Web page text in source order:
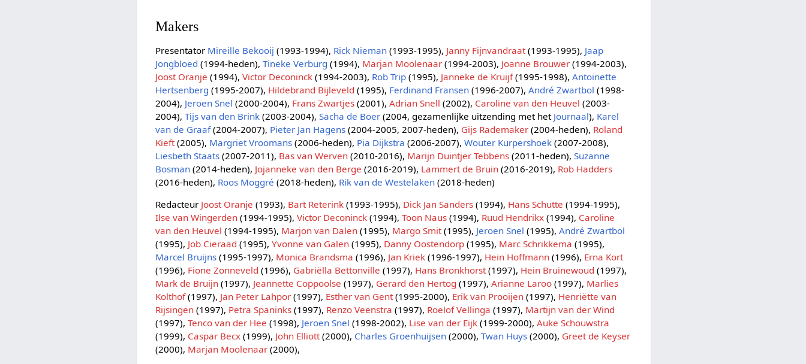
Makers
Presentator Mireille Bekooij (1993-1994), Rick Nieman (1993-1995), Janny Fijnvandraat (1993-1995), Jaap
Jongbloed (1994-heden),Tineke Verburg (1994), Marjan Moolenaar (1994-2003), Joanne Brouwer (1994-2003),
Joost Oranje (1994),Victor Deconinck (1994-2003), Rob Trip (1995), Janneke de Kruijf(1995-1998),Antoinette
Hertsenberg (1995-2007), Hildebrand Bijleveld (1995), Ferdinand Fransen (1996-2007),André Zwartbol (1998-
2004), Jeroen Snel (2000-2004), Frans Zwartjes (2001),Adrian Snell (2002), Caroline van den Heuvel (2003-
2004),Tijs van den Brink (2003-2004),Sacha de Boer (2004, gezamenlijke uitzending met het Journaal), Karel
van de Graaf(2004-2007), Pieter Jan Hagens (2004-2005, 2007-heden), Gijs Rademaker (2004-heden), Roland
Kieft (2005), Margriet Vroomans (2006-heden), Pia Dijkstra (2006-2007),Wouter Kurpershoek (2007-2008),
Liesbeth Staats (2007-2011), Bas van Werven (2010-2016), Marijn Duintjer Tebbens (2011-heden),Suzanne
Bosman (2014-heden), Jojanneke van den Berge (2016-2019), Lammert de Bruin (2016-2019), Rob Hadders
(2016-heden), Roos Moggré (2018-heden), Rik van de Westelaken (2018-heden)
Redacteur Joost Oranje (1993), Bart Reterink (1993-1995), Dick Jan Sanders (1994), Hans Schutte (1994-1995),
Ilse van Wingerden (1994-1995),Victor Deconinck (1994),Toon Naus (1994), Ruud Hendrikx (1994), Caroline
van den Heuvel (1994-1995), Marjon van Dalen (1995), Margo Smit (1995), Jeroen Snel (1995),André Zwartbol
(1995), Job Cieraad (1995),Yvonne van Galen (1995), Danny Oostendorp (1995), Marc Schrikkema (1995),
Marcel Bruijns (1995-1997), Monica Brandsma (1996), Jan Kriek (1996-1997), Hein Hoffmann (1996), Erna Kort
(1996), Fione Zonneveld (1996), Gabriëlla Bettonville (1997), Hans Bronkhorst (1997), Hein Bruinewoud (1997),
Mark de Bruijn (1997), Jeannette Coppoolse (1997), Gerard den Hertog (1997),Arianne Laroo (1997), Marlies
Kolthof(1997), Jan Peter Lahpor (1997), Esther van Gent (1995-2000), Erik van Prooijen (1997), Henriëtte van
Rijsingen (1997), Petra Spaninks (1997), Renzo Veenstra (1997), Roelof Vellinga (1997), Martijn van der Wind
(1997),Tenco van der Hee (1998), Jeroen Snel (1998-2002), Lise van der Eijk (1999-2000),Auke Schouwstra
(1999), Caspar Becx (1999), John Elliott (2000), Charles Groenhuijsen (2000),Twan Huys (2000), Greet de Keyser
(2000), Marjan Moolenaar (2000),